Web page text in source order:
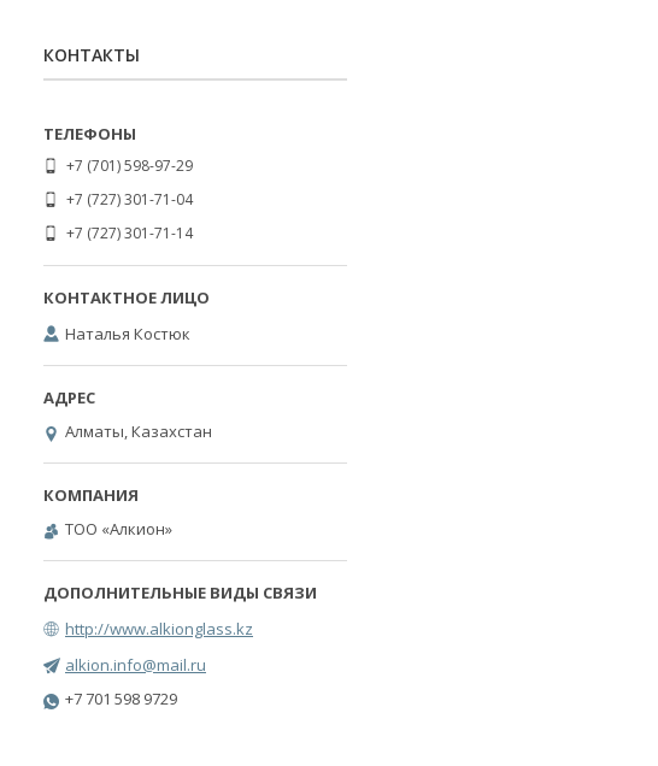
КОНТАКТЫ
+7 (701) 598-97-29
+7 (727) 301-71-04
+7 (727) 301-71-14
Наталья Костюк
Алматы, Казахстан
ТОО «Алкион»
http://www.alkionglass.kz
alkion.info@mail.ru
+7 701 598 9729